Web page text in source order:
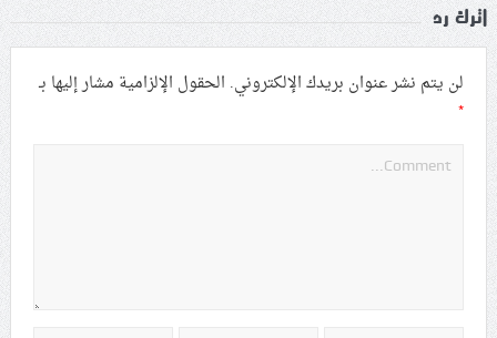
اترك رد
لن يتم نشر عنوان بريدك الإلكتروني. الحقول الإلزامية مشار إليها بـ
*